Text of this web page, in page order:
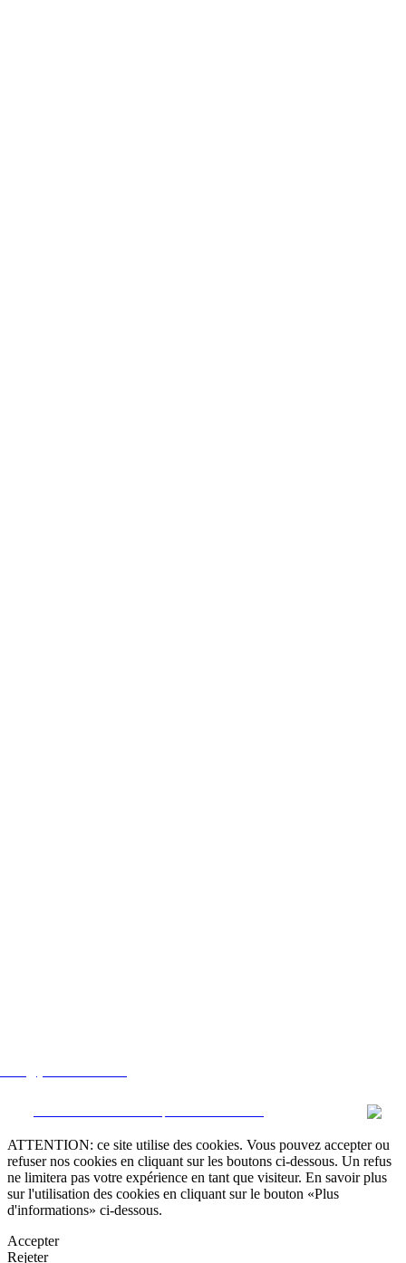
ATTENTION: ce site utilise des cookies. Vous pouvez accepter ou
refuser nos cookies en cliquant sur les boutons ci-dessous. Un refus
ne limitera pas votre expérience en tant que visiteur. En savoir plus
sur l'utilisation des cookies en cliquant sur le bouton «Plus
d'informations» ci-dessous.
Accepter
Rejeter